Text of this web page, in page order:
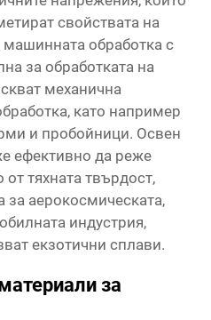
свойствата на
обработка с
за обработката на
механична
като например
и пробойници. Освен
ефективно да реже
тяхната твърдост,
за аерокосмическата,
индустрия,
екзотични сплави.
за